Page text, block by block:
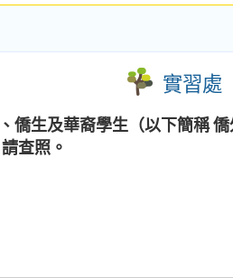
實習處
僑生及華裔學生（以下簡稱
查照。